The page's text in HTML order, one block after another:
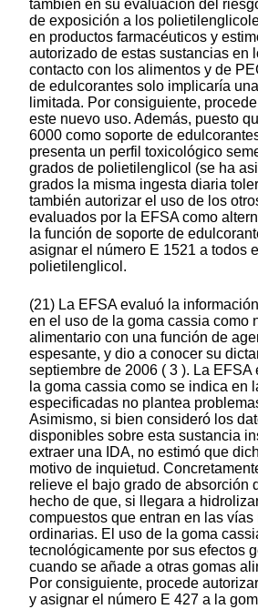
también en su evaluación del
de exposición a los
en productos farmacéuticos y
autorizado de estas sustancias en
contacto con los alimentos y de
de edulcorantes solo implicaría
limitada. Por consiguiente,
este nuevo uso. Además, puesto
6000 como soporte de
presenta un perfil toxicológico
grados de polietilenglicol (se ha
grados la misma ingesta diaria
también autorizar el uso de los
evaluados por la EFSA como
la función de soporte de
asignar el número E 1521 a todos
polietilenglicol.
(21) La EFSA evaluó la
en el uso de la goma cassia como
alimentario con una función de
espesante, y dio a conocer su
septiembre de 2006 ( 3 ). La EFSA
la goma cassia como se indica en
especificadas no plantea
Asimismo, si bien consideró los
disponibles sobre esta sustancia
extraer una IDA, no estimó que
motivo de inquietud.
relieve el bajo grado de absorción
hecho de que, si llegara a
compuestos que entran en las
ordinarias. El uso de la goma
tecnológicamente por sus efectos
cuando se añade a otras gomas
Por consiguiente, procede
y asignar el número E 427 a la